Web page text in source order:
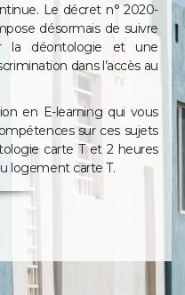
Le décret n° 2020-
désormais de suivre
la déontologie et une
dans l’accès au
en E-learning qui vous
sur ces sujets
carte T et 2 heures
logement carte T.